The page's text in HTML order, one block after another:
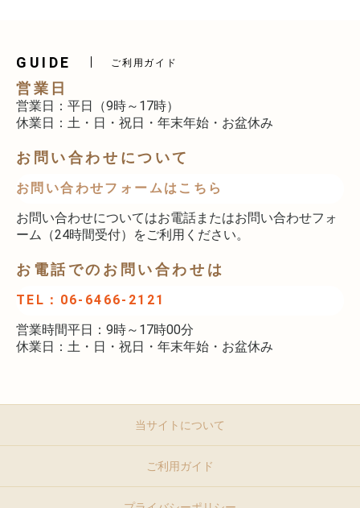
GUIDE ご利用ガイド
営業日
営業日：平日（9時～17時）
休業日：土・日・祝日・年末年始・お盆休み
お問い合わせについて
お問い合わせフォームはこちら
お問い合わせについてはお電話またはお問い合わせフォ
ーム（24時間受付）をご利用ください。
お電話でのお問い合わせは
TEL：06-6466-2121
営業時間平日：9時～17時00分
休業日：土・日・祝日・年末年始・お盆休み
当サイトについて
ご利用ガイド